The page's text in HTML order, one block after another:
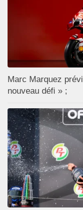
Marc Marquez
nouveau défi » ;